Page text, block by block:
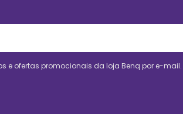
e ofertas promocionais da loja Benq por e-mail.